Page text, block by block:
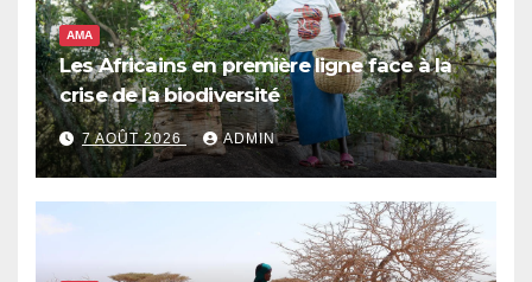
AMA
Les Africains en première ligne face à la
crise de la biodiversité
7 AOÛT 2026 ADMIN